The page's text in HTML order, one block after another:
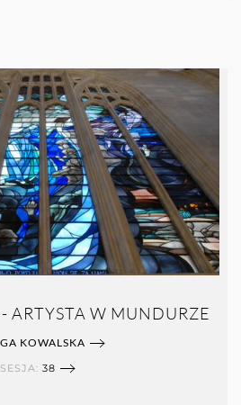
ARTYSTA W MUNDURZE
KOWALSKA
SESJA: 38